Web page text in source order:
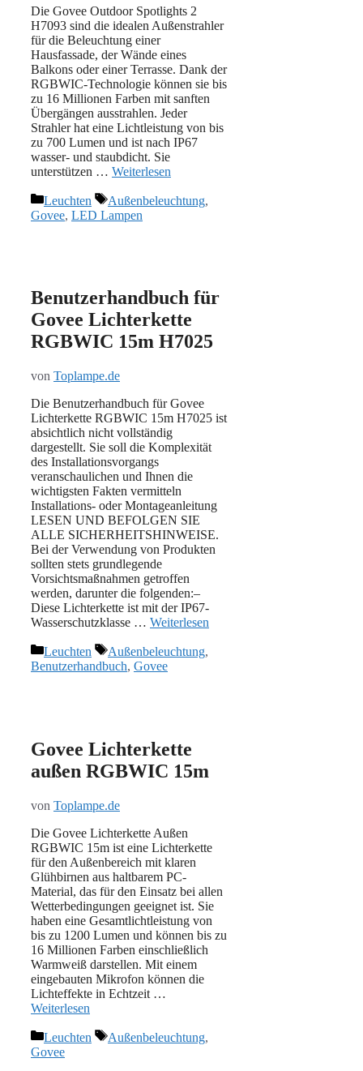
Die Govee Outdoor Spotlights 2
H7093 sind die idealen Außenstrahler
für die Beleuchtung einer
Hausfassade, der Wände eines
Balkons oder einer Terrasse. Dank der
RGBWIC-Technologie können sie bis
zu 16 Millionen Farben mit sanften
Übergängen ausstrahlen. Jeder
Strahler hat eine Lichtleistung von bis
zu 700 Lumen und ist nach IP67
wasser- und staubdicht. Sie
unterstützen … Weiterlesen
Kategorien
Leuchten Schlagwörter
Außenbeleuchtung,
Govee, LED Lampen
Benutzerhandbuch für
Govee Lichterkette
RGBWIC 15m H7025
von Toplampe.de
Die Benutzerhandbuch für Govee
Lichterkette RGBWIC 15m H7025 ist
absichtlich nicht vollständig
dargestellt. Sie soll die Komplexität
des Installationsvorgangs
veranschaulichen und Ihnen die
wichtigsten Fakten vermitteln
Installations- oder Montageanleitung
LESEN UND BEFOLGEN SIE
ALLE SICHERHEITSHINWEISE.
Bei der Verwendung von Produkten
sollten stets grundlegende
Vorsichtsmaßnahmen getroffen
werden, darunter die folgenden:–
Diese Lichterkette ist mit der IP67-
Wasserschutzklasse … Weiterlesen
Kategorien
Leuchten Schlagwörter
Außenbeleuchtung,
Benutzerhandbuch, Govee
Govee Lichterkette
außen RGBWIC 15m
von Toplampe.de
Die Govee Lichterkette Außen
RGBWIC 15m ist eine Lichterkette
für den Außenbereich mit klaren
Glühbirnen aus haltbarem PC-
Material, das für den Einsatz bei allen
Wetterbedingungen geeignet ist. Sie
haben eine Gesamtlichtleistung von
bis zu 1200 Lumen und können bis zu
16 Millionen Farben einschließlich
Warmweiß darstellen. Mit einem
eingebauten Mikrofon können die
Lichteffekte in Echtzeit …
Weiterlesen
Kategorien
Leuchten Schlagwörter
Außenbeleuchtung,
Govee